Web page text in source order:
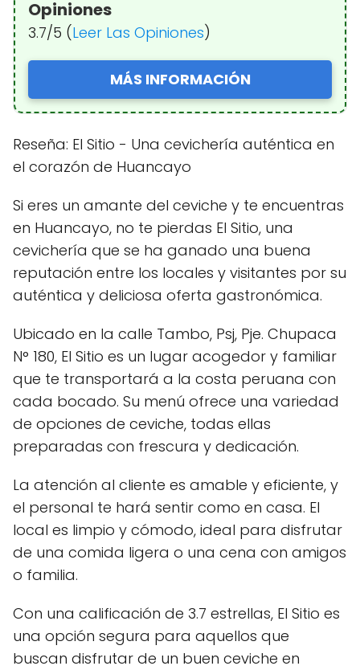
Opiniones
3.7/5 (Leer Las Opiniones)
MÁS INFORMACIÓN
Reseña: El Sitio - Una cevichería auténtica en
el corazón de Huancayo
Si eres un amante del ceviche y te encuentras
en Huancayo, no te pierdas El Sitio, una
cevichería que se ha ganado una buena
reputación entre los locales y visitantes por su
auténtica y deliciosa oferta gastronómica.
Ubicado en la calle Tambo, Psj, Pje. Chupaca
N° 180, El Sitio es un lugar acogedor y familiar
que te transportará a la costa peruana con
cada bocado. Su menú ofrece una variedad
de opciones de ceviche, todas ellas
preparadas con frescura y dedicación.
La atención al cliente es amable y eficiente, y
el personal te hará sentir como en casa. El
local es limpio y cómodo, ideal para disfrutar
de una comida ligera o una cena con amigos
o familia.
Con una calificación de 3.7 estrellas, El Sitio es
una opción segura para aquellos que
buscan disfrutar de un buen ceviche en